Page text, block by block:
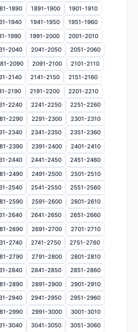
1890 1891-1900 1901-1910
1940 1941-1950 1951-1960
1990 1991-2000 2001-2010
2040 2041-2050 2051-2060
2090 2091-2100 2101-2110
2140 2141-2150 2151-2160
2190 2191-2200 2201-2210
2240 2241-2250 2251-2260
2290 2291-2300 2301-2310
2340 2341-2350 2351-2360
2390 2391-2400 2401-2410
2440 2441-2450 2451-2460
2490 2491-2500 2501-2510
2540 2541-2550 2551-2560
2590 2591-2600 2601-2610
2640 2641-2650 2651-2660
2690 2691-2700 2701-2710
2740 2741-2750 2751-2760
2790 2791-2800 2801-2810
2840 2841-2850 2851-2860
2890 2891-2900 2901-2910
2940 2941-2950 2951-2960
2990 2991-3000 3001-3010
3040 3041-3050 3051-3060